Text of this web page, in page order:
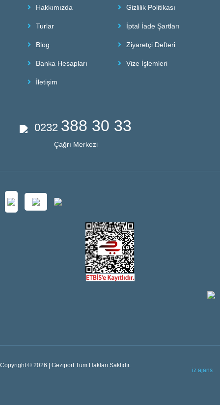
Hakkımızda
Turlar
Blog
Banka Hesapları
İletişim
Gizlilik Politikası
İptal İade Şartları
Ziyaretçi Defteri
Vize İşlemleri
0232 388 30 33
Çağrı Merkezi
Copyright © 2026 | Geziport Tüm Hakları Saklıdır.
iz ajans